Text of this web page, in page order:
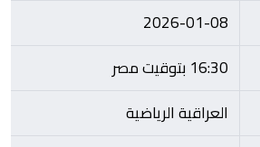
2026-01-08
16:30 بتوقيت مصر
العراقية الرياضية